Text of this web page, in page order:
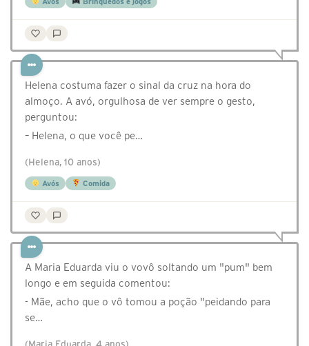
Helena costuma fazer o sinal da cruz na hora do
almoço. A avó, orgulhosa de ver sempre o gesto,
perguntou:
– Helena, o que você pe…
(Helena, 10 anos)
Avós Comida
A Maria Eduarda viu o vovô soltando um "pum" bem
longo e em seguida comentou:
- Mãe, acho que o vô tomou a poção "peidando para
se…